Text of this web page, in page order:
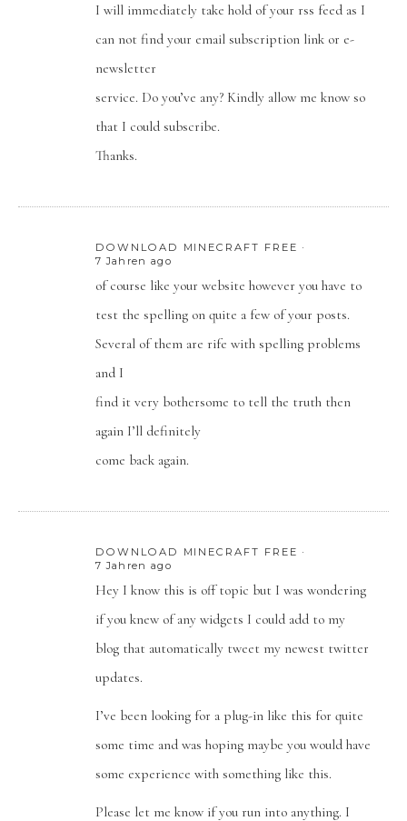
I will immediately take hold of your rss feed as I
can not find your email subscription link or e-
newsletter
service. Do you’ve any? Kindly allow me know so
that I could subscribe.
Thanks.
DOWNLOAD MINECRAFT FREE
7 Jahren ago
of course like your website however you have to
test the spelling on quite a few of your posts.
Several of them are rife with spelling problems
and I
find it very bothersome to tell the truth then
again I’ll definitely
come back again.
DOWNLOAD MINECRAFT FREE
7 Jahren ago
Hey I know this is off topic but I was wondering
if you knew of any widgets I could add to my
blog that automatically tweet my newest twitter
updates.
I’ve been looking for a plug-in like this for quite
some time and was hoping maybe you would have
some experience with something like this.
Please let me know if you run into anything. I